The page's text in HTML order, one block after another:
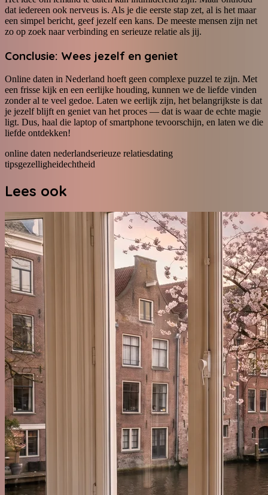
dat iedereen ook nerveus is. Als je die eerste stap zet, al is het maar
een simpel bericht, geef jezelf een kans. De meeste mensen zijn net
zo op zoek naar verbinding en serieuze relatie als jij.
Conclusie: Wees jezelf en geniet
Online daten in Nederland hoeft geen complexe puzzel te zijn. Met
een frisse kijk en een eerlijke houding, kunnen we de liefde vinden
zonder al te veel gedoe. Laten we eerlijk zijn, het belangrijkste is dat
je jezelf blijft en geniet van het proces — dat is waar de echte magie
ligt. Dus, haal die laptop of smartphone tevoorschijn, en laten we die
liefde ontdekken!
online daten nederlandserieuze relatiesdating
tipsgezelligheidechtheid
Lees ook